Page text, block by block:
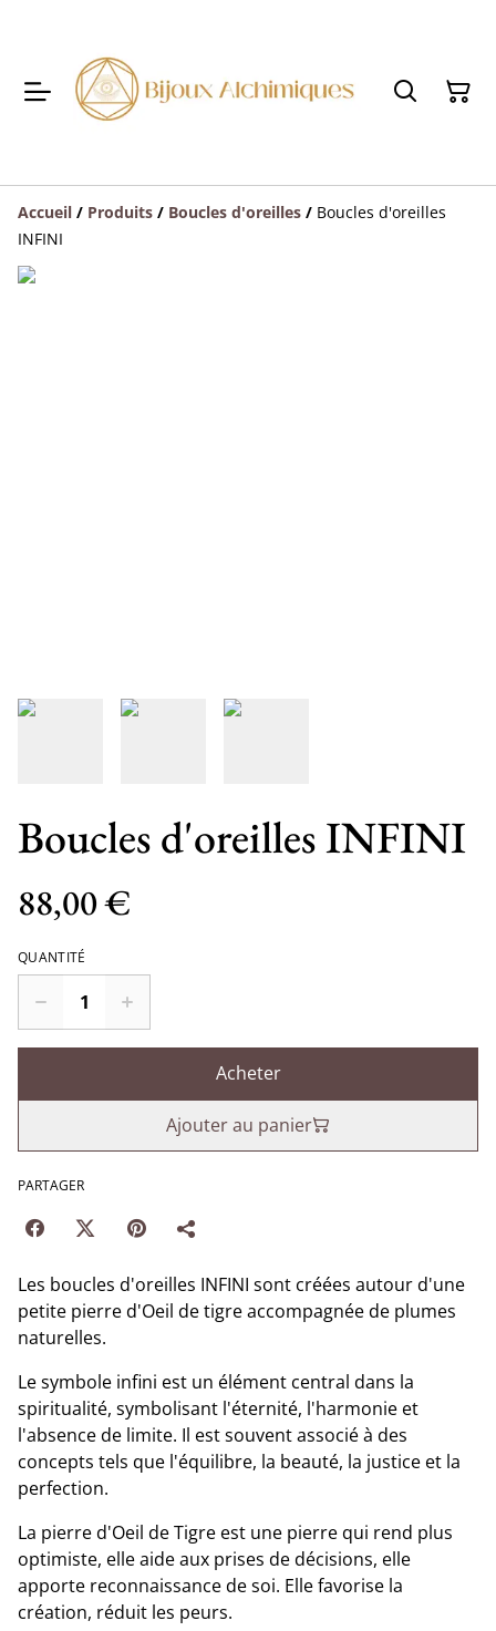
Accueil / Produits / Boucles d'oreilles / Boucles d'oreilles
INFINI
Boucles d'oreilles INFINI
88,00 €
QUANTITÉ
Acheter
Ajouter au panier
PARTAGER
Les boucles d'oreilles INFINI sont créées autour d'une
petite pierre d'Oeil de tigre accompagnée de plumes
naturelles.
Le symbole infini est un élément central dans la
spiritualité, symbolisant l'éternité, l'harmonie et
l'absence de limite. Il est souvent associé à des
concepts tels que l'équilibre, la beauté, la justice et la
perfection.
La pierre d'Oeil de Tigre est une pierre qui rend plus
optimiste, elle aide aux prises de décisions, elle
apporte reconnaissance de soi. Elle favorise la
création, réduit les peurs.